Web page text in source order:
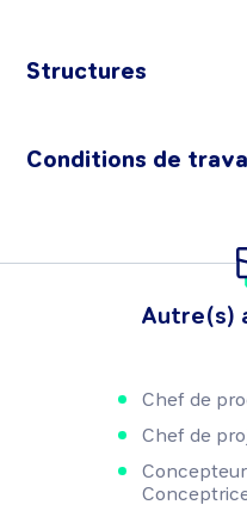
Structures
Conditions de
Autre(s)
Chef de
Chef de